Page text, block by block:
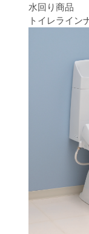
水回り商品
トイレライン